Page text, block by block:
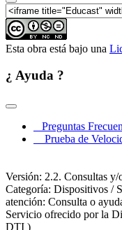
Esta obra está bajo una
¿ Ayuda ?
Preguntas
Prueba de
Versión: 2.2. Consultas y/
Categoría: Dispositivos /
atención: Consulta o
Servicio ofrecido por la
DTI )